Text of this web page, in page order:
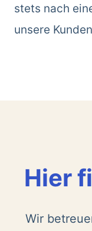
stets nach
unsere
Hier
Wir